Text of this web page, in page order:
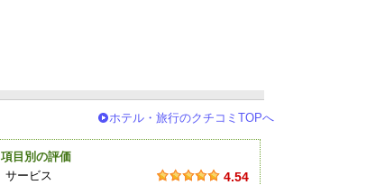
項目別の評価
サービス
4.54
ホテル・旅行のクチコミTOPへ